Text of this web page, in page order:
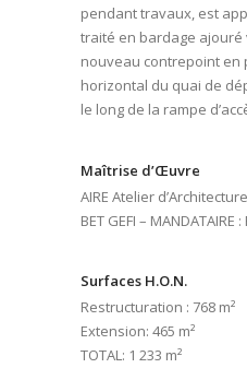
pendant travaux, est
traité en bardage ajouré
nouveau contrepoint en
horizontal du quai de
le long de la rampe
Maîtrise d’Œuvre
AIRE Atelier d’Architecture
BET GEFI –
Surfaces H.O.N.
Restructuration : 768 m²
Extension: 465 m²
TOTAL: 1 233 m²